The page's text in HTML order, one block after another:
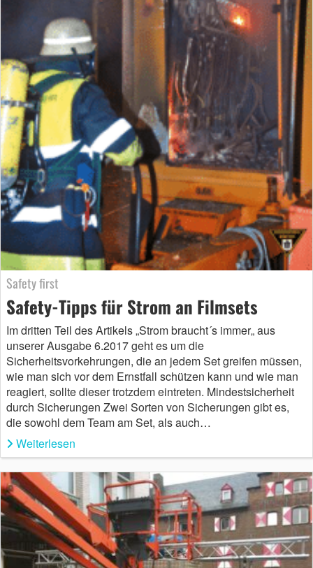
Safety first
Safety-Tipps für Strom an Filmsets
Im dritten Teil des Artikels „Strom braucht´s immer„ aus
unserer Ausgabe 6.2017 geht es um die
Sicherheitsvorkehrungen, die an jedem Set greifen müssen,
wie man sich vor dem Ernstfall schützen kann und wie man
reagiert, sollte dieser trotzdem eintreten. Mindestsicherheit
durch Sicherungen Zwei Sorten von Sicherungen gibt es,
die sowohl dem Team am Set, als auch…
Weiterlesen